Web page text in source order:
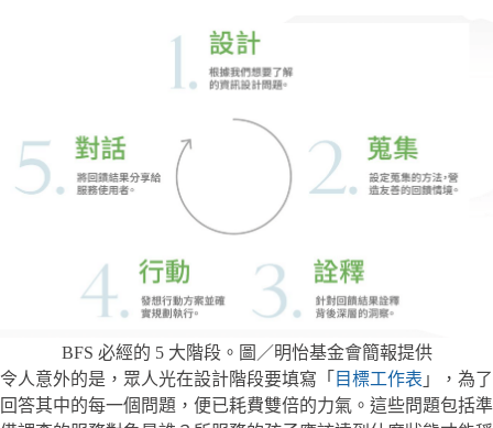
BFS 必經的 5 大階段。圖／明怡基金會簡報提供
令人意外的是，眾人光在設計階段要填寫「 目標工作表 」，為了
回答其中的每一個問題，便已耗費雙倍的力氣。這些問題包括準